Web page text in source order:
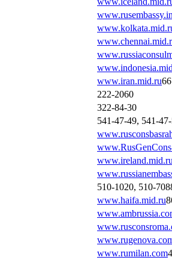
www.rusembassy.in
www.iran.mid.ru
222-2060
322-84-30
541-47-49, 541-
www.ireland.mid.ru
510-1020, 510-
www.haifa.mid.ru
www.rumilan.com